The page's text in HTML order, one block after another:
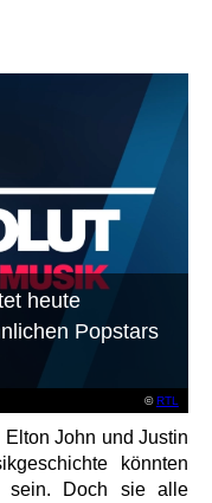
©RTL
heute
Popstars
Elton John und Justin
könnten
sein. Doch sie alle